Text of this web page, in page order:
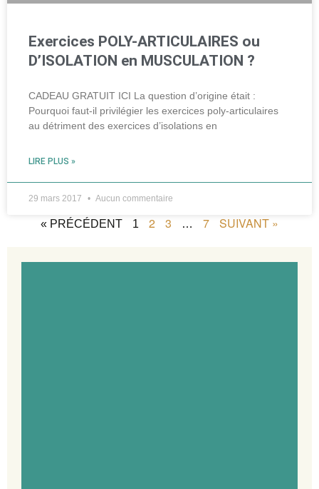
Exercices POLY-ARTICULAIRES ou
D’ISOLATION en MUSCULATION ?
CADEAU GRATUIT ICI La question d’origine était :
Pourquoi faut-il privilégier les exercices poly-articulaires
au détriment des exercices d’isolations en
LIRE PLUS »
29 mars 2017 Aucun commentaire
« PRÉCÉDENT 1 2 3 … 7 SUIVANT »